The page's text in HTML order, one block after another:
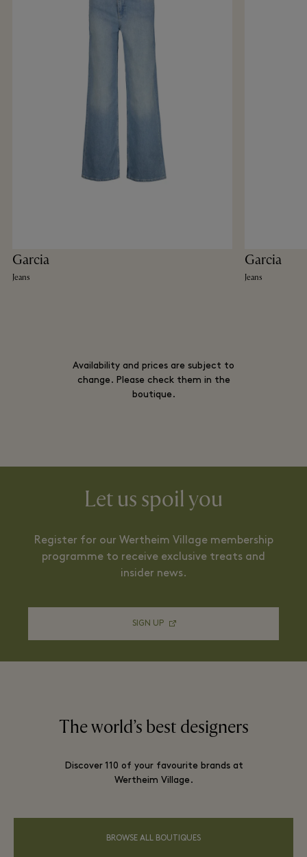
Garcia
Jeans
Garcia
Jeans
Availability and prices are subject to
change. Please check them in the
boutique.
Let us spoil you
Register for our Wertheim Village membership
programme to receive exclusive treats and
insider news.
SIGN UP
The world’s best designers
Discover 110 of your favourite brands at
Wertheim Village.
BROWSE ALL BOUTIQUES